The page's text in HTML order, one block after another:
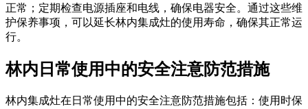
正常；定期检查电源插座和电线，确保电器安全。通过这些维
护保养事项，可以延长林内集成灶的使用寿命，确保其正常运
行。
林内日常使用中的安全注意防范措施
林内集成灶在日常使用中的安全注意防范措施包括：使用时保